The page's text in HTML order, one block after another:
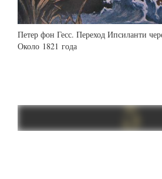
Петер фон Гесс. Переход Ипсиланти
Около 1821 года